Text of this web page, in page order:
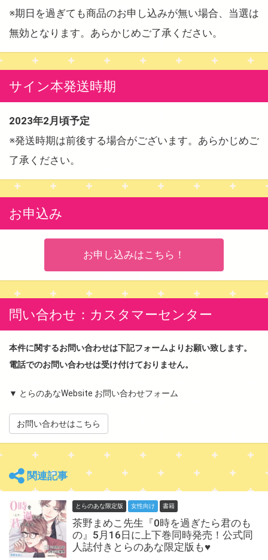
※期日を過ぎても商品のお申し込みが無い場合、当選は
無効となります。あらかじめご了承ください。
サイン本発送時期
2023年2月頃予定
※発送時期は前後する場合がございます。あらかじめご
了承ください。
お申込み
お申し込みはこちら！
問い合わせ：カスタマーセンター
本件に関するお問い合わせは下記フォームよりお願い致します。
電話でのお問い合わせは受け付けておりません。
▼ とらのあなWebsite お問い合わせフォーム
お問い合わせはこちら
関連記事
とらのあな限定版 女性向け 書籍
茶野まめこ先生『0時を過ぎたら君のも
の』5月16日に上下巻同時発売！公式同
人誌付きとらのあな限定版も♥